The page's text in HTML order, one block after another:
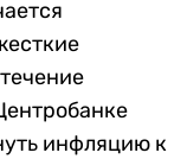
инфляцию к